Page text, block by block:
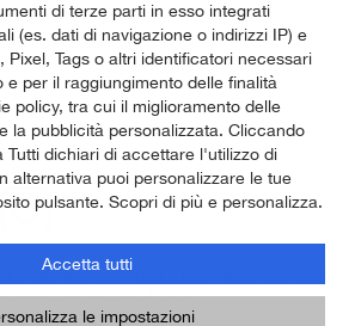
Cinisello Balsamo (MI)
MI
S.r.l., Tutti i diritti riservati -
privacy-Cookie Policy
di terze parti in esso integrati
(es. dati di navigazione o indirizzi IP) e
Pixel, Tags o altri identificatori necessari
e per il raggiungimento delle finalità
policy, tra cui il miglioramento delle
la pubblicità personalizzata. Cliccando
Tutti dichiari di accettare l'utilizzo di
alternativa puoi personalizzare le tue
pulsante. Scopri di più e personalizza.
Accetta tutti
le impostazioni